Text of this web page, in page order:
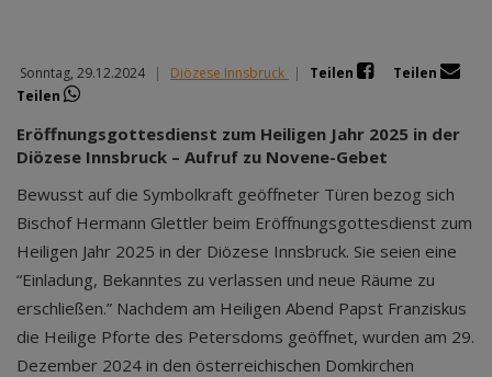
Sonntag, 29.12.2024 | Diözese Innsbruck | Teilen
Teilen
Teilen
Eröffnungsgottesdienst zum Heiligen Jahr 2025 in der
Diözese Innsbruck – Aufruf zu Novene-Gebet
Bewusst auf die Symbolkraft geöffneter Türen bezog sich
Bischof Hermann Glettler beim Eröffnungsgottesdienst zum
Heiligen Jahr 2025 in der Diözese Innsbruck. Sie seien eine
“Einladung, Bekanntes zu verlassen und neue Räume zu
erschließen.” Nachdem am Heiligen Abend Papst Franziskus
die Heilige Pforte des Petersdoms geöffnet, wurden am 29.
Dezember 2024 in den österreichischen Domkirchen